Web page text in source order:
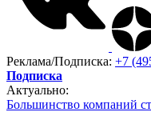
Реклама/Подписка: +7
Подписка
Актуально:
Большинство компаний